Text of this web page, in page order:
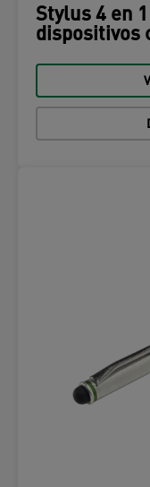
Stylus 4 en
dispositivos